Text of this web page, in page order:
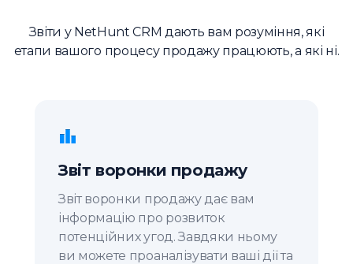
Звіти у NetHunt CRM дають вам розуміння, які
етапи вашого процесу продажу працюють, а які ні.
Звіт воронки продажу
Звіт воронки продажу дає вам
інформацію про розвиток
потенційних угод. Завдяки ньому
ви можете проаналізувати ваші дії та